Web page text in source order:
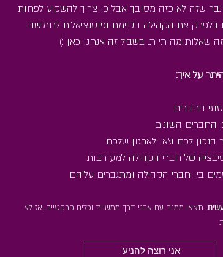
שזה לא כזה מסובך אבל כן צריך להשקיע לפחות
את הקהילה הקיימת ופוטנציאלית לחמישה
שאלות מהותיות. בשביל זה אנחנו כאן :)
על איך:
החברים
החברים השונים
לכם ו\או לארגון שלכם
של חברי הקהילה למעורבות
בין חברי הקהילה ומתגברים עליהם
, תצאו ממנה עם אבני דרך ממשיות וכלים פרקטיים, אז לא
אני רוצה להניע